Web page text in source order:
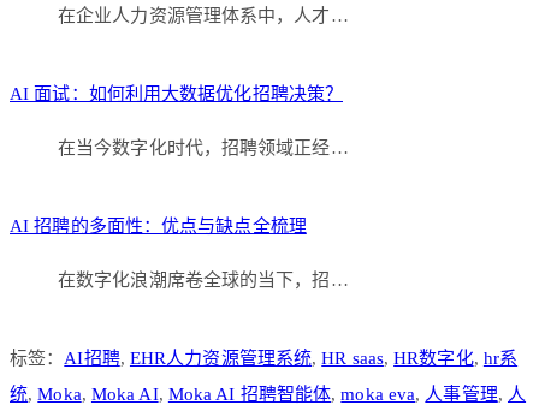
在企业人力资源管理体系中，人才…
AI 面试：如何利用大数据优化招聘决策？
在当今数字化时代，招聘领域正经…
AI 招聘的多面性：优点与缺点全梳理
在数字化浪潮席卷全球的当下，招…
标签： AI招聘, EHR人力资源管理系统,HR saas,HR数字化, hr系
统,Moka, Moka AI, Moka AI 招聘智能体,moka eva, 人事管理, 人